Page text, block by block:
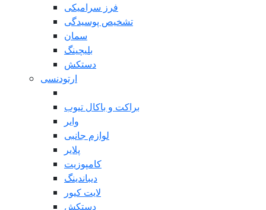
فرز سرامیکی
تشخیص پوسیدگی
سمان
بلیچینگ
دستکش
ارتودنسی
براکت و باکال تیوب
وایر
لوازم جانبی
پلایر
کامپوزیت
دیباندینگ
لایت کیور
دستکش